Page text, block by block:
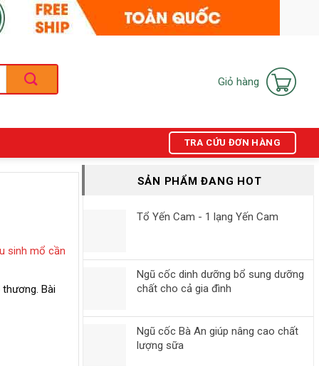
Giỏ hàng
TRA CỨU ĐƠN HÀNG
sinh mổ cần
Bài
SẢN PHẨM ĐANG HOT
Tổ Yến Cam - 1 lạng Yến Cam
Ngũ cốc dinh dưỡng bổ sung dưỡng
chất cho cả gia đình
Ngũ cốc Bà An giúp nâng cao chất
lượng sữa